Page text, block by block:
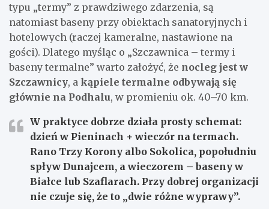
typu „termy” z prawdziwego zdarzenia, są
natomiast baseny przy obiektach sanatoryjnych i
hotelowych (raczej kameralne, nastawione na
gości). Dlatego myśląc o „Szczawnica – termy i
baseny termalne” warto założyć, że nocleg jest w
Szczawnicy, a kąpiele termalne odbywają się
głównie na Podhalu, w promieniu ok. 40–70 km.
W praktyce dobrze działa prosty schemat:
dzień w Pieninach + wieczór na termach.
Rano Trzy Korony albo Sokolica, popołudniu
spływ Dunajcem, a wieczorem – baseny w
Białce lub Szaflarach. Przy dobrej organizacji
nie czuje się, że to „dwie różne wyprawy”.